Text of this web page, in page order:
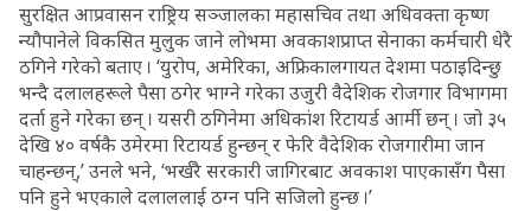
सुरक्षित आप्रवासन राष्ट्रिय सञ्जालका महासचिव तथा अधिवक्ता कृष्ण
न्यौपानेले विकसित मुलुक जाने लोभमा अवकाशप्राप्त सेनाका कर्मचारी धेरै
ठगिने गरेको बताए । ‘युरोप, अमेरिका, अफ्रिकालगायत देशमा पठाइदिन्छु
भन्दै दलालहरूले पैसा ठगेर भाग्ने गरेका उजुरी वैदेशिक रोजगार विभागमा
दर्ता हुने गरेका छन् । यसरी ठगिनेमा अधिकांश रिटायर्ड आर्मी छन् । जो ३५
देखि ४० वर्षकै उमेरमा रिटायर्ड हुन्छन् र फेरि वैदेशिक रोजगारीमा जान
चाहन्छन्,’ उनले भने, ‘भर्खरै सरकारी जागिरबाट अवकाश पाएकासँग पैसा
पनि हुने भएकाले दलाललाई ठग्न पनि सजिलो हुन्छ ।’